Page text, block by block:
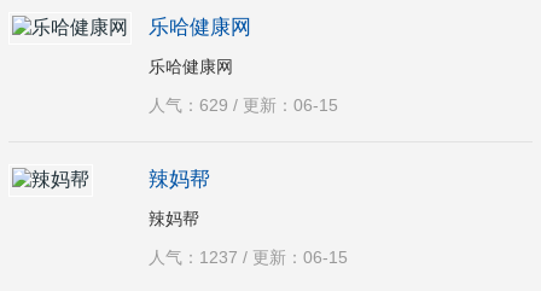
乐哈健康网
乐哈健康网
人气：629 / 更新：06-15
辣妈帮
辣妈帮
人气：1237 / 更新：06-15